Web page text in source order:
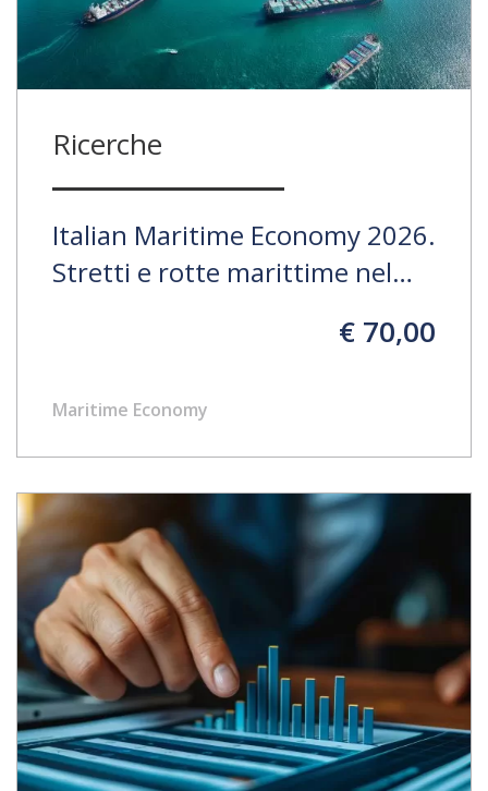
Ricerche
Italian Maritime Economy 2026.
Stretti e rotte marittime nel
centralità del Mediterraneo tra
cambiamenti delle catene
logistico-portuali
Maritime Economy
€ 70,00